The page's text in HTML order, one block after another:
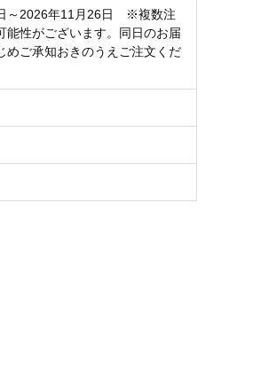
～2026年11月26日 ※複数注
能性がございます。同日のお届
めご承知おきのうえご注文くだ